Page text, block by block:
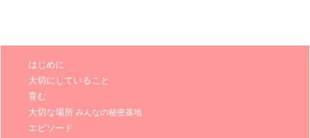
はじめに
大切にしていること
育む
大切な場所 みんなの秘密基地
エピソード